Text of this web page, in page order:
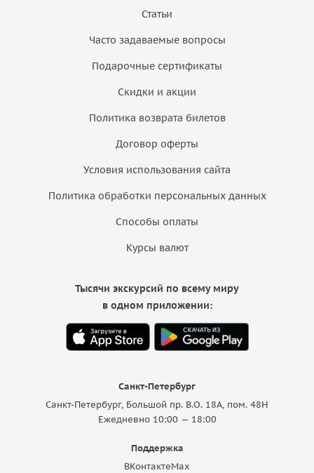
Статьи
Часто задаваемые вопросы
Подарочные сертификаты
Скидки и акции
Политика возврата билетов
Договор оферты
Условия использования сайта
Политика обработки персональных данных
Способы оплаты
Курсы валют
Санкт-Петербург
Санкт-Петербург, Большой пр. В.О. 18A, пом. 48Н
Ежедневно 10:00 — 18:00
Поддержка
ВКонтактеMax
Тысячи экскурсий по всему миру
в одном приложении: